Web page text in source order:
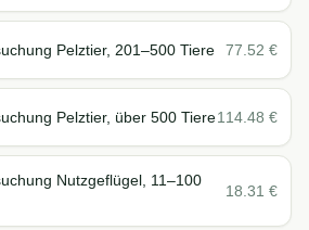
Pelztier, 201–500 Tiere 77.52 €
Pelztier, über 500 Tiere114.48 €
Nutzgeflügel, 11–100
18.31 €